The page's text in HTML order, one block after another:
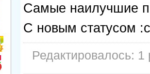
Самые наилучшие
С новым статусом
Редактировалось: